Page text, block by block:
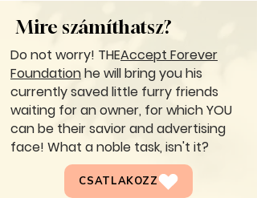
Mire számíthatsz?
Do not worry! THEAccept Forever
Foundationhe will bring you his
currently saved little furry friends
waiting for an owner, for which YOU
can be their savior and advertising
face! What a noble task, isn't it?
CSATLAKOZZ